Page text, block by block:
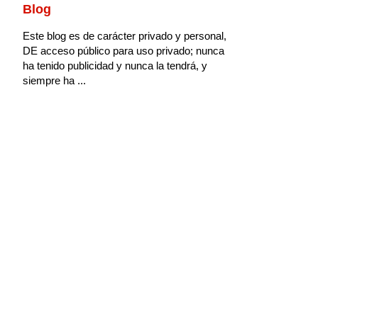
Blog
Este blog es de carácter privado y personal,
DE acceso público para uso privado; nunca
ha tenido publicidad y nunca la tendrá, y
siempre ha ...